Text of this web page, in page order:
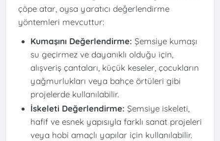
çöpe atar, oysa yaratıcı değerlendirme
yöntemleri mevcuttur:
Kumaşını Değerlendirme: Şemsiye kumaşı
su geçirmez ve dayanıklı olduğu için,
alışveriş çantaları, küçük keseler, çocukların
yağmurlukları veya bahçe örtüleri gibi
projelerde kullanılabilir.
İskeleti Değerlendirme: Şemsiye iskeleti,
hafif ve esnek yapısıyla farklı sanat projeleri
veya hobi amaçlı yapılar için kullanılabilir.